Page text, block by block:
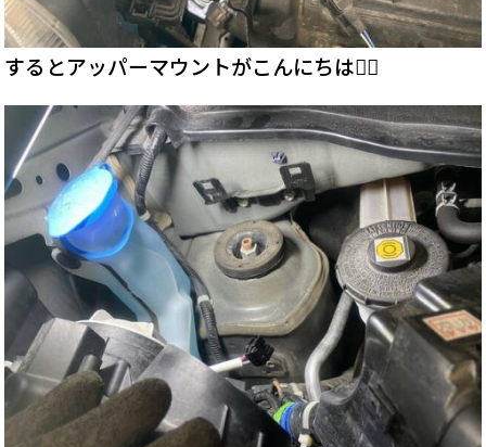
するとアッパーマウントがこんにちは🙇‍♂️